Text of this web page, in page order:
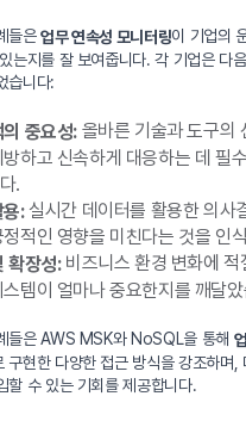
들은업무 연속성 모니터링이 기업의
는지를 잘 보여줍니다. 각 기업은 다
습니다:
중요성:올바른 기술과 도구의
하고 신속하게 대응하는 데 필
.
용:실시간 데이터를 활용한 의사
적인 영향을 미친다는 것을 인
확장성:비즈니스 환경 변화에 적
템이 얼마나 중요한지를 깨달
들은 AWS MSK와 NoSQL을 통해
구현한 다양한 접근 방식을 강조하며,
할 수 있는 기회를 제공합니다.